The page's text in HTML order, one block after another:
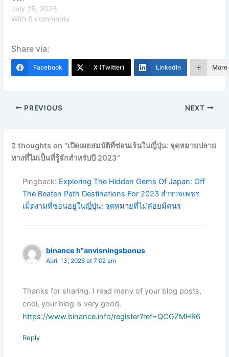
July 25, 2025
With 6 comments
Share via:
Facebook X (Twitter) LinkedIn More
PREVIOUS NEXT
2 thoughts on “เปิดเผยสมบัติที่ซ่อนเร้นในญี่ปุ่น: จุดหมายปลาย
ทางที่ไม่เป็นที่รู้จักสำหรับปี 2023”
Pingback: Exploring The Hidden Gems Of Japan: Off
The Beaten Path Destinations For 2023 สำรวจเพชร
เม็ดงามที่ซ่อนอยู่ในญี่ปุ่น: จุดหมายที่ไม่ค่อยมีคนร
binance h"anvisningsbonus
April 13, 2026 at 7:02 am
Thanks for sharing. I read many of your blog posts,
cool, your blog is very good.
https://www.binance.info/register?ref=QCGZMHR6
Reply